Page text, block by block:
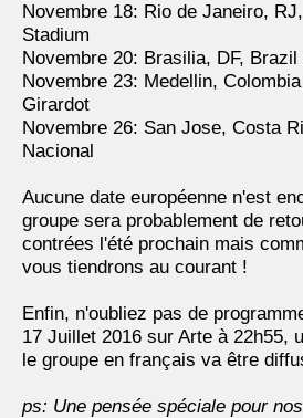
Novembre 18: Rio de Janeiro,
Stadium
Novembre 20: Brasilia, DF,
Novembre 23: Medellin,
Girardot
Novembre 26: San Jose, Costa
Nacional
Aucune date européenne n'est
groupe sera probablement de
contrées l'été prochain mais
vous tiendrons au courant !
Enfin, n'oubliez pas de
17 Juillet 2016 sur Arte à 22h55,
le groupe en français va être
ps: Une pensée spéciale pour